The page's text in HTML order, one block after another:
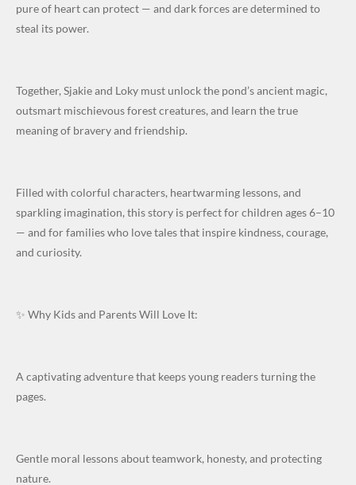
pure of heart can protect — and dark forces are determined to
steal its power.
Together, Sjakie and Loky must unlock the pond’s ancient magic,
outsmart mischievous forest creatures, and learn the true
meaning of bravery and friendship.
Filled with colorful characters, heartwarming lessons, and
sparkling imagination, this story is perfect for children ages 6–10
— and for families who love tales that inspire kindness, courage,
and curiosity.
✨ Why Kids and Parents Will Love It:
A captivating adventure that keeps young readers turning the
pages.
Gentle moral lessons about teamwork, honesty, and protecting
nature.